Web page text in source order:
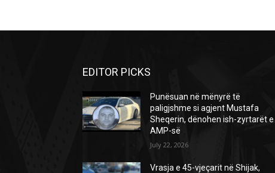
EDITOR PICKS
Punësuan në mënyrë të
paligjshme si agjent Mustafa
Sheqerin, dënohen ish-zyrtarët e
AMP-së
July 22, 2026
Vrasja e 45-vjeçarit në Shijak,